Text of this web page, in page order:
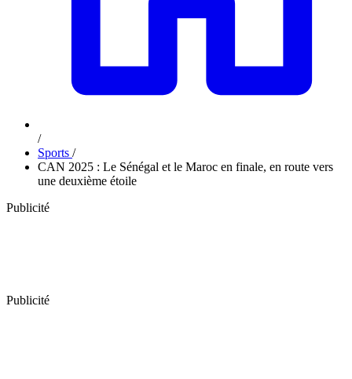
/
Sports /
CAN 2025 : Le Sénégal et le Maroc en finale, en route vers
une deuxième étoile
Publicité
Publicité